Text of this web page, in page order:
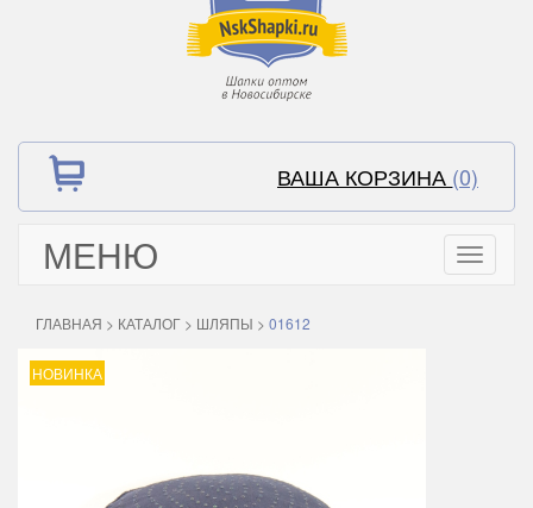
ВАША КОРЗИНА (0)
МЕНЮ
Toggle
ГЛАВНАЯ > КАТАЛОГ > ШЛЯПЫ > 01612
НОВИНКА